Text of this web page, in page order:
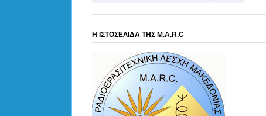
Η ΙΣΤΟΣΕΛΙΔΑ ΤΗΣ M.A.R.C